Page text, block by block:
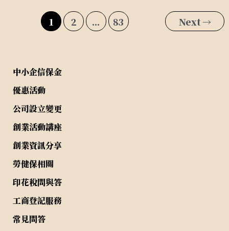
1 2 ... 83 Next→
中小企信保金
優惠活動
公司設立變更
創業活動講座
創業資訊分享
勞健保相關
印花稅問與答
工商登記服務
常見問答